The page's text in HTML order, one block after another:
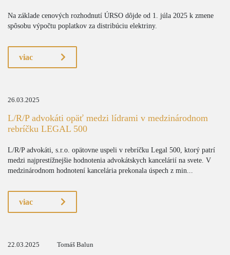
Na základe cenových rozhodnutí ÚRSO dôjde od 1. júla 2025 k zmene
spôsobu výpočtu poplatkov za distribúciu elektriny.
viac
26.03.2025
L/R/P advokáti opäť medzi lídrami v medzinárodnom
rebríčku LEGAL 500
L/R/P advokáti, s.r.o. opätovne uspeli v rebríčku Legal 500, ktorý patrí
medzi najprestížnejšie hodnotenia advokátskych kancelárií na svete. V
medzinárodnom hodnotení kancelária prekonala úspech z min...
viac
22.03.2025 Tomáš Balun